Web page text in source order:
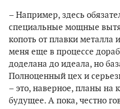
– Например, здесь
специальные мощные
копоть от плавки металла
меня еще в процессе
доделана до идеала, но
Полноценный цех и
– это, наверное, планы на
будущее. А пока, честно